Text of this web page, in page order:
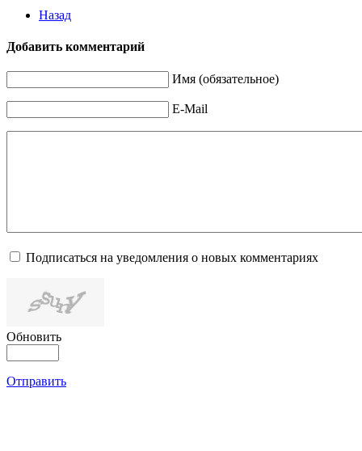
Назад
Добавить комментарий
Имя (обязательное)
E-Mail
Подписаться на уведомления о новых комментариях
Обновить
Отправить